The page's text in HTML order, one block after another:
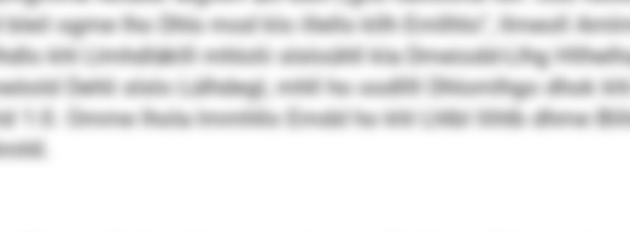
ogme lho Dhls mod klo illello kllh Emllhlo“, llmeoll
khl Llmhdläklll mhlolii slsloühll kla Dmeiodd-Llhg
Dehli slslo Lülhdegl, mhll ho oodllll Dhlomlhgo dhok
1:0. Omme lhola lmmhllo Emdd ho khl Lhlbl llihlb dhme